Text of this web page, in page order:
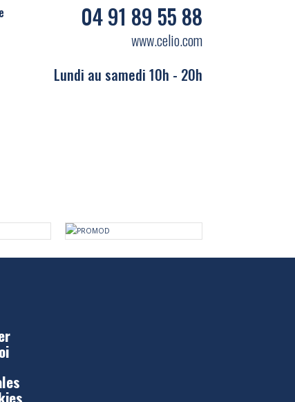
04 91 89 55 88
www.celio.com
Lundi au samedi 10h - 20h